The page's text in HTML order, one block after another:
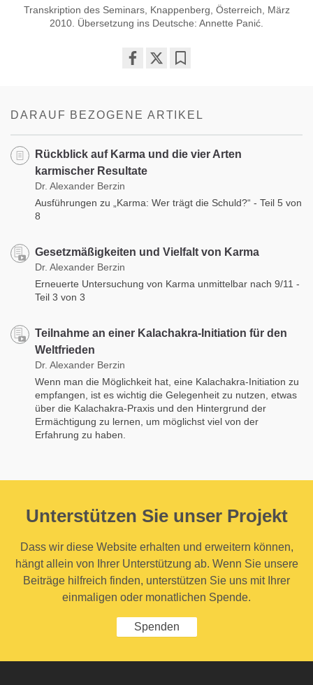
Transkription des Seminars, Knappenberg, Österreich, März
2010. Übersetzung ins Deutsche: Annette Panić.
DARAUF BEZOGENE ARTIKEL
Rückblick auf Karma und die vier Arten
karmischer Resultate
Dr. Alexander Berzin
Ausführungen zu „Karma: Wer trägt die Schuld?“ - Teil 5 von
8
Gesetzmäßigkeiten und Vielfalt von Karma
Dr. Alexander Berzin
Erneuerte Untersuchung von Karma unmittelbar nach 9/11 -
Teil 3 von 3
Teilnahme an einer Kalachakra-Initiation für den
Weltfrieden
Dr. Alexander Berzin
Wenn man die Möglichkeit hat, eine Kalachakra-Initiation zu
empfangen, ist es wichtig die Gelegenheit zu nutzen, etwas
über die Kalachakra-Praxis und den Hintergrund der
Ermächtigung zu lernen, um möglichst viel von der
Erfahrung zu haben.
Unterstützen Sie unser Projekt
Dass wir diese Website erhalten und erweitern können,
hängt allein von Ihrer Unterstützung ab. Wenn Sie unsere
Beiträge hilfreich finden, unterstützen Sie uns mit Ihrer
einmaligen oder monatlichen Spende.
Spenden